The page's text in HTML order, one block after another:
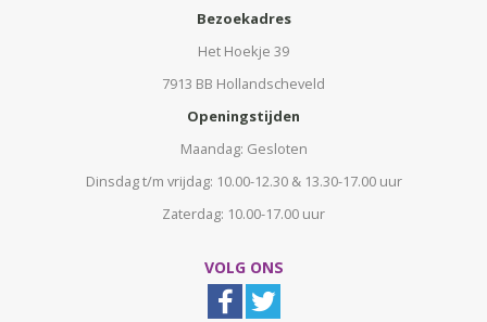
Bezoekadres
Het Hoekje 39
7913 BB Hollandscheveld
Openingstijden
Maandag: Gesloten
Dinsdag t/m vrijdag: 10.00-12.30 & 13.30-17.00 uur
Zaterdag: 10.00-17.00 uur
VOLG ONS